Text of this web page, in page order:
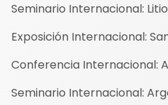
Seminario Internacional:
Exposición Internacional:
Conferencia Internacional:
Seminario Internacional: